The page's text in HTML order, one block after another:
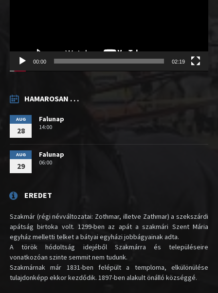
00:00 02:19
HAMAROSAN . . .
AUG
28
Falunap
14:00
AUG
29
Falunap
06:00
EREDET
Szakmár (régi névváltozatai: Zothmar, illetve Zathmar) a szekszárdi
apátság birtoka volt. 1299-ben az apát a szakmári Szent Mária
egyház melletti telket a bátyai egyházi jobbágyainak adta.
A török hódoltság idejéből Szakmárra és településeire
vonatkozóan szinte semmit nem tudunk.
Szakmárnak már 1831-ben felépült a temploma, elkülönülése
tulajdonképp ekkor kezdődik. 1897-ben alakult önálló községgé.